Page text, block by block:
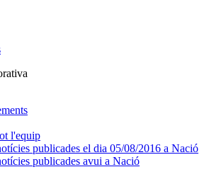
l'equip
publicades el dia 05/08/2016 a Nació
publicades avui a Nació